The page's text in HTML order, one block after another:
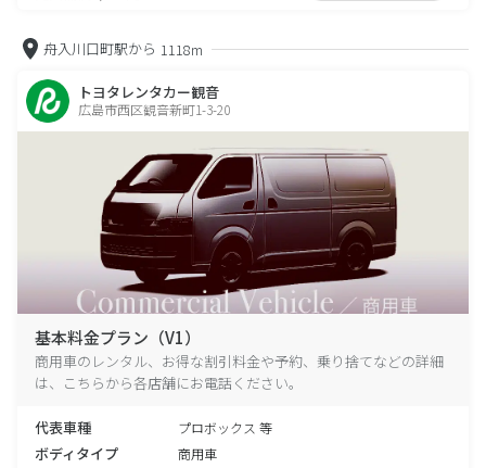
舟入川口町駅から 1118m
トヨタレンタカー観音
広島市西区観音新町1-3-20
基本料金プラン（V1）
商用車のレンタル、お得な割引料金や予約、乗り捨てなどの詳細
は、こちらから各店舗にお電話ください。
代表車種 プロボックス 等
ボディタイプ 商用車